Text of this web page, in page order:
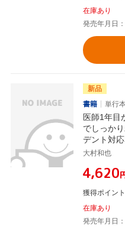
在庫あり
発売年月日
新品
書籍
単行
医師1年目
でしっか
デント対
ておくべき
大村和也
¥4,620
獲得ポイン
在庫あり
発売年月日